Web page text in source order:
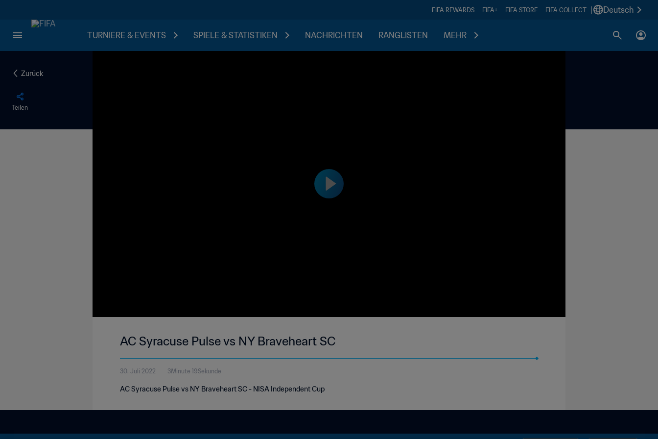
FIFA REWARDS FIFA+ FIFA STORE FIFA COLLECT Deutsch
TURNIERE & EVENTS SPIELE & STATISTIKEN NACHRICHTEN RANGLISTEN MEHR
Zurück
Teilen
AC Syracuse Pulse vs NY Braveheart SC
30. Juli 2022 3Minute 19Sekunde
AC Syracuse Pulse vs NY Braveheart SC - NISA Independent Cup